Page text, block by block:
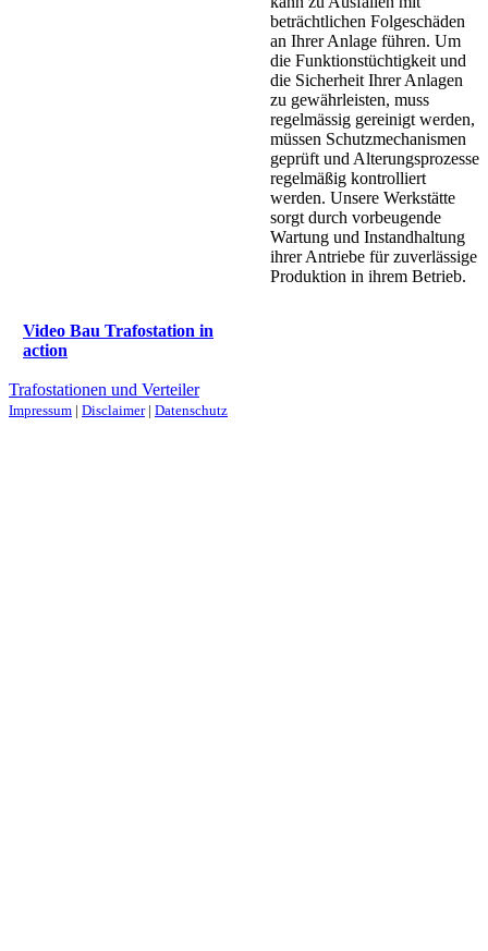
beträchtlichen Folgeschäden
an Ihrer Anlage führen. Um
die Funktionstüchtigkeit und
die Sicherheit Ihrer Anlagen
zu gewährleisten, muss
regelmässig gereinigt werden,
müssen Schutzmechanismen
geprüft und Alterungsprozesse
regelmäßig kontrolliert
werden. Unsere Werkstätte
sorgt durch vorbeugende
Wartung und Instandhaltung
ihrer Antriebe für zuverlässige
Produktion in ihrem Betrieb.
Video Bau Trafostation in
action
Trafostationen und Verteiler
Impressum | Disclaimer| Datenschutz